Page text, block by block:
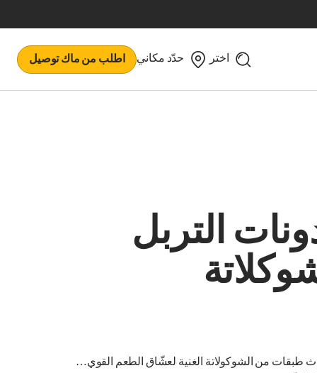
اختر حدّد مكاني اطلب من ماك توصيل
التربل
طبقات من الشوكولاتة الغنية لعشّاق الطعم القوي…